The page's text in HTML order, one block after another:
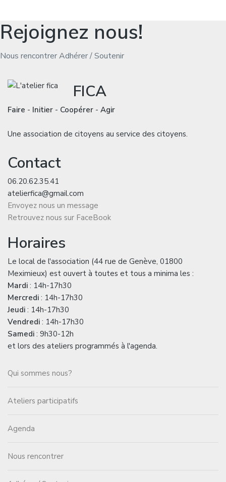
Rejoignez nous!
Nous rencontrerAdhérer / Soutenir
FICA
Faire - Initier - Coopérer - Agir
Une association de citoyens au service des citoyens.
Contact
06.20.62.35.41
atelierfica@gmail.com
Envoyez nous un message
Retrouvez nous sur FaceBook
Horaires
Le local de l'association (44 rue de Genève, 01800
Meximieux) est ouvert à toutes et tous a minima les :
Mardi : 14h-17h30
Mercredi : 14h-17h30
Jeudi : 14h-17h30
Vendredi : 14h-17h30
Samedi : 9h30-12h
et lors des ateliers programmés à l'agenda.
Qui sommes nous?
Ateliers participatifs
Agenda
Nous rencontrer